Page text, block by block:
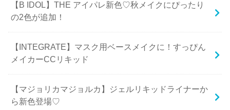
【B IDOL】THE アイパレ新色♡秋メイクにぴったり
の2色が追加！
【INTEGRATE】マスク用ベースメイクに！すっぴん
メイカーCCリキッド
【マジョリカマジョルカ】ジェルリキッドライナーか
ら新色登場♡